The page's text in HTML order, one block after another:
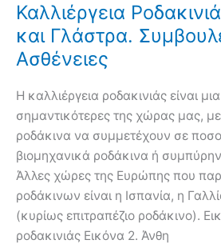
Καλλιέργεια
και Γλάστρα.
Ασθένειες
H καλλιέργεια ροδακινιάς είναι
σημαντικότερες της χώρας μας, με
ροδάκινα να συμμετέχουν σε
βιομηχανικά ροδάκινα ή
Άλλες χώρες της Ευρώπης που
ροδάκινων είναι η Ισπανία, η
(κυρίως επιτραπέζιο ροδάκινο).
ροδακινιάς Εικόνα 2. Άνθη